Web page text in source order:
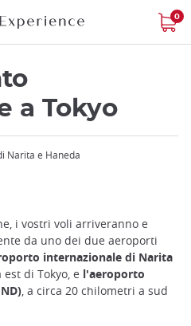
0
a Tokyo
Narita e Haneda
i vostri voli arriveranno e
da uno dei due aeroporti
internazionale di Narita
di Tokyo, e l'aeroporto
, a circa 20 chilometri a sud